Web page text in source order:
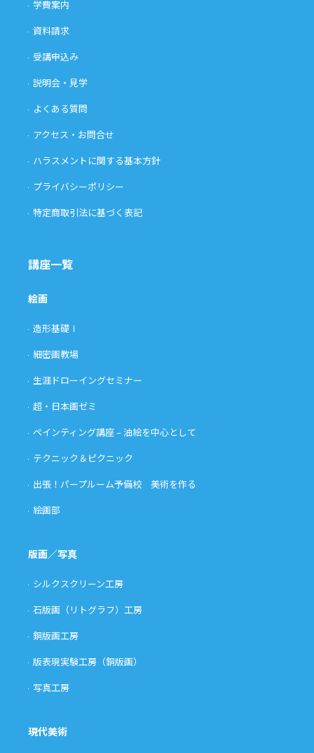
学費案内
資料請求
受講申込み
説明会・見学
よくある質問
アクセス・お問合せ
ハラスメントに関する基本方針
プライバシーポリシー
特定商取引法に基づく表記
講座一覧
絵画
造形基礎Ⅰ
細密画教場
生涯ドローイングセミナー
超・日本画ゼミ
ペインティング講座 – 油絵を中心として
テクニック＆ピクニック
出張！パープルーム予備校 美術を作る
絵画部
版画／写真
シルクスクリーン工房
石版画（リトグラフ）工房
銅版画工房
版表現実験工房（銅版画）
写真工房
現代美術